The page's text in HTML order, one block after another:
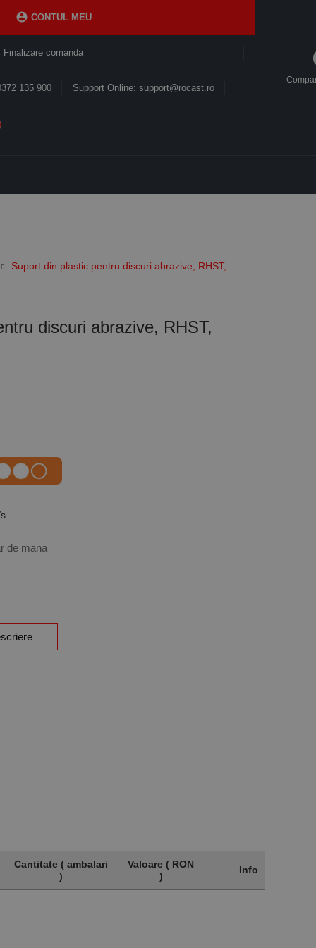
 CONTUL MEU
Finalizare comanda
Support Online: support@rocast.ro
135 900
Suport din plastic pentru discuri abrazive, RHST,
discuri abrazive, RHST,
de mana
Cantitate ( ambalari
)
Valoare ( RON
)
Info